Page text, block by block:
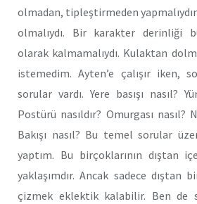
olmadan, tipleştirmeden
olmalıydı. Bir karakter derinliği
olarak kalmamalıydı. Kulaktan
istemedim. Ayten’e çalışır iken,
sorular vardı. Yere basışı nasıl?
Postürü nasıldır? Omurgası nasıl?
Bakışı nasıl? Bu temel sorular
yaptım. Bu birçoklarının dıştan
yaklaşımdır. Ancak sadece dıştan
çizmek eklektik kalabilir. Ben de